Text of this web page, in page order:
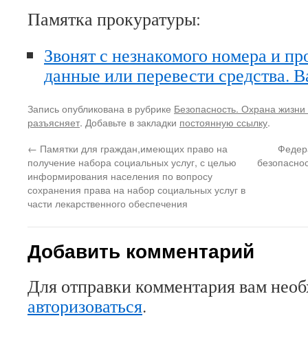
Памятка прокуратуры:
Звонят с незнакомого номера и
данные или перевести средства.
Запись опубликована в рубрике Безопасность. Охрана
разъясняет. Добавьте в закладки постоянную ссылку.
← Памятки для граждан,имеющих право на
получение набора социальных услуг, с целью
информирования населения по вопросу
сохранения права на набор социальных услуг в
части лекарственного обеспечения
Добавить комментарий
Для отправки комментария вам
авторизоваться.